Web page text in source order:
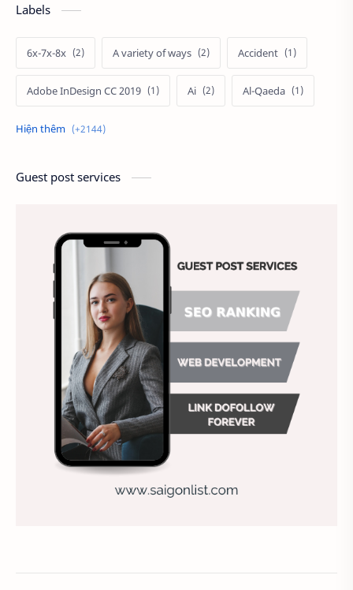
Labels
6x-7x-8x A variety of ways Accident
Adobe InDesign CC 2019 Ai Al-Qaeda
Alien Alternative
Ảnh nền chuẩn HD Ảnh nền đẹp
Ảnh nền sinh nhật
Animal Ankle boots Antarctic
Antibodies against Covid-19 Antiquarian
Antiviral antibodies Áo bà ba
Áo bà ba hiện đại Áo bà bầu Áo bác sĩ
Áo bếp trưởng áo công nhân
Guest post services